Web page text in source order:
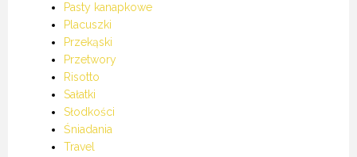
Pasty kanapkowe
Placuszki
Przekąski
Przetwory
Risotto
Sałatki
Słodkości
Śniadania
Travel